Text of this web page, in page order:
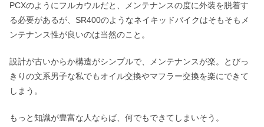
PCXのようにフルカウルだと、メンテナンスの度に外装を脱着す
る必要があるが、SR400のようなネイキッドバイクはそもそもメ
ンテナンス性が良いのは当然のこと。
設計が古いからか構造がシンプルで、メンテナンスが楽。とびっ
きりの文系男子な私でもオイル交換やマフラー交換を楽にできて
しまう。
もっと知識が豊富な人ならば、何でもできてしまいそう。